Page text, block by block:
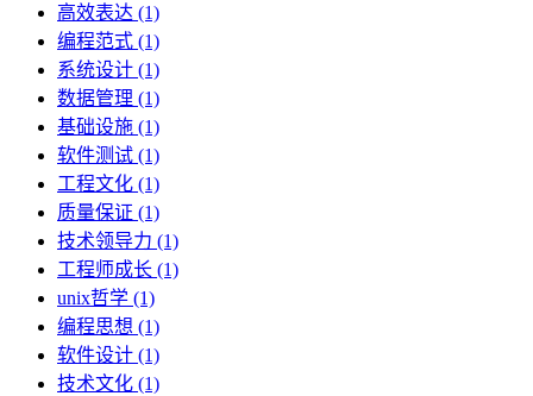
高效表达 (1)
编程范式 (1)
系统设计 (1)
数据管理 (1)
基础设施 (1)
软件测试 (1)
工程文化 (1)
质量保证 (1)
技术领导力 (1)
工程师成长 (1)
unix哲学 (1)
编程思想 (1)
软件设计 (1)
技术文化 (1)